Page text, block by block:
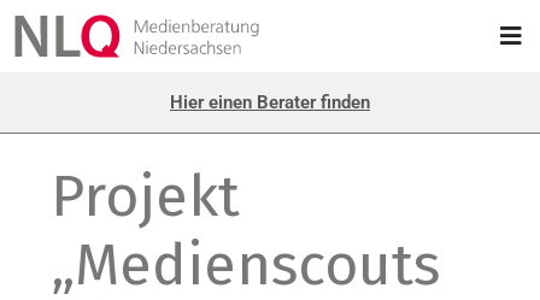
Hier einen Berater finden
Projekt
„Medienscouts